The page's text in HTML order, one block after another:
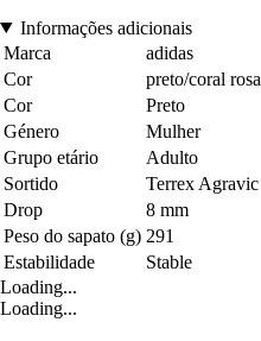
Informações adicionais
Marca
adidas
Cor
preto/coral rosa
Cor
Preto
Género
Mulher
Grupo etário
Adulto
Sortido
Terrex Agravic
Drop
8 mm
Peso do sapato (g) 291
Estabilidade
Stable
Loading...
Loading...